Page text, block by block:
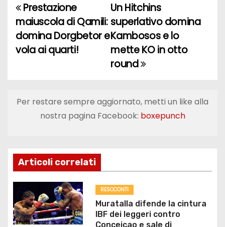
N
a
v
g
i
o
n
e
Un Hitchins
superlativo domina
Kambosos e lo
mette KO in otto
round
Prestazione
maiuscola di Qamili:
domina Dorgbetor e
vola ai quarti!
Per restare sempre aggiornato, metti un like alla
nostra pagina Facebook: boxepunch
Articoli correlati
RESOCONTI
Muratalla difende la cintura
IBF dei leggeri contro
Conceicao e sale di